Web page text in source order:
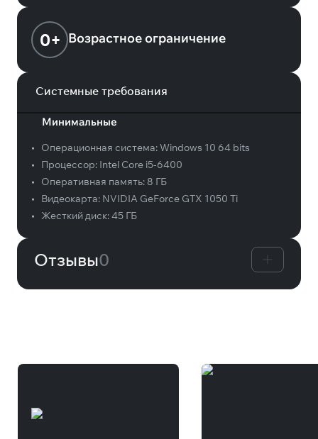
0+ Возрастное ограничение
Системные требования
Минимальные
• Операционная система:Windows 10 64 bits
•
Процессор: Intel Core i5-6400
•
Оперативная память: 8 ГБ
•
Видеокарта: NVIDIA GeForce GTX 1050 Ti
•
Жесткий диск:45 ГБ
Отзывы0